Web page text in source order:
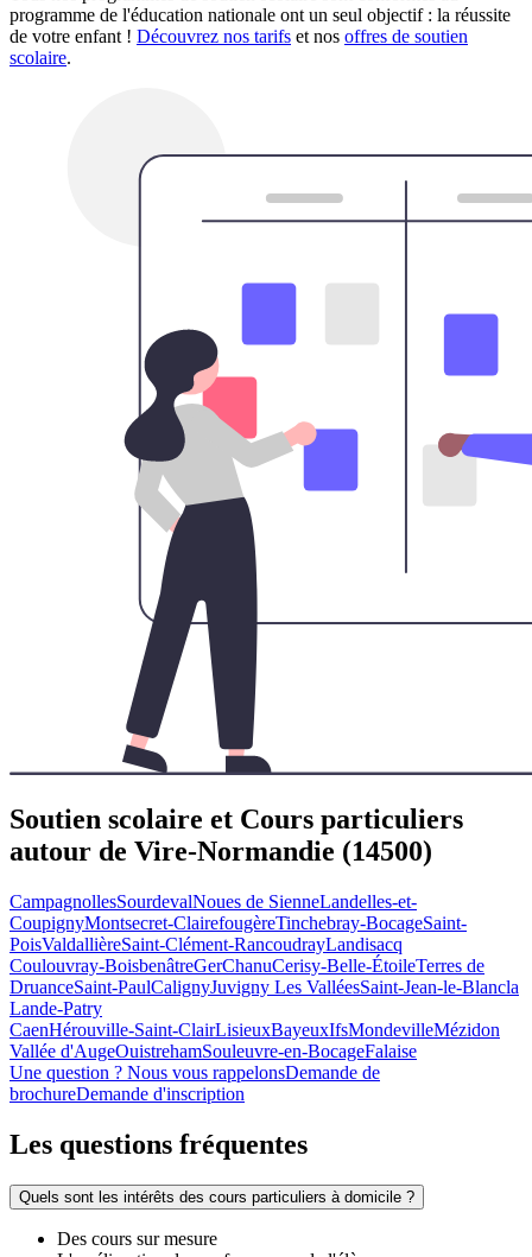
programme de l'éducation nationale ont un seul objectif : la réussite
de votre enfant ! Découvrez nos tarifs et nos offres de soutien
scolaire.
Soutien scolaire et Cours particuliers
autour de Vire-Normandie (14500)
CampagnollesSourdevalNoues de SienneLandelles-et-
CoupignyMontsecret-ClairefougèreTinchebray-BocageSaint-
PoisValdallièreSaint-Clément-RancoudrayLandisacq
Coulouvray-BoisbenâtreGerChanuCerisy-Belle-ÉtoileTerres de
DruanceSaint-PaulCalignyJuvigny Les ValléesSaint-Jean-le-Blancla
Lande-Patry
CaenHérouville-Saint-ClairLisieuxBayeuxIfsMondevilleMézidon
Vallée d'AugeOuistrehamSouleuvre-en-BocageFalaise
Une question ? Nous vous rappelonsDemande de
brochureDemande d'inscription
Les questions fréquentes
Quels sont les intérêts des cours particuliers à domicile ?
Des cours sur mesure